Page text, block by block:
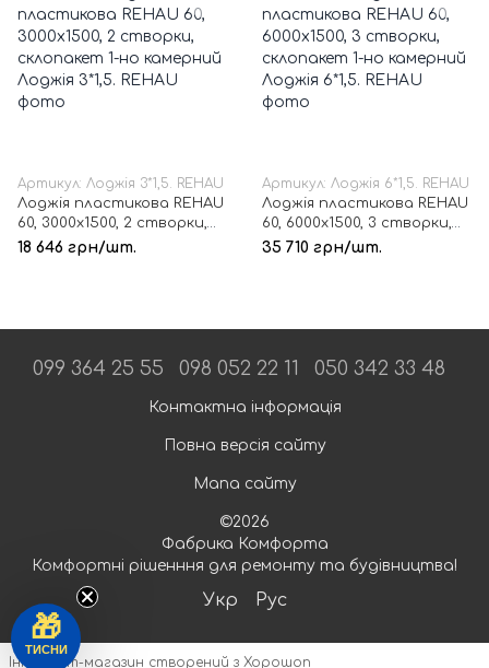
Артикул: Лоджія 3*1,5. REHAU
Лоджія пластикова REHAU
60, 3000х1500, 2 створки,
склопакет 1-но камерний
18 646 грн/шт.
Артикул: Лоджія 6*1,5. REHAU
Лоджія пластикова REHAU
60, 6000х1500, 3 створки,
склопакет 1-но камерний
35 710 грн/шт.
099 364 25 55 098 052 22 11 050 342 33 48
Контактна інформація
Повна версія сайту
Мапа сайту
©2026
Фабрика Комфорта
Комфортні рішенння для ремонту та будівництва!
Укр Рус
Інтернет-магазин створений з Хорошоп
🎁
ТИСНИ